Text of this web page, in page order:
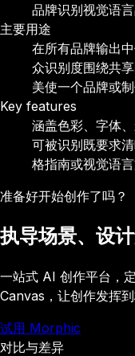
品牌识别视觉语言
主要用途
在所有品牌输出
众识别度围绕共
美使一个品牌或
Key features
涵盖色彩、字体
可被识别既要求
格指南或视觉语
准备好开始创作了吗？
执导场景、设
一站式 AI 创作平台，
Canvas，让创作发挥到
试用 Morphic
对比与差异